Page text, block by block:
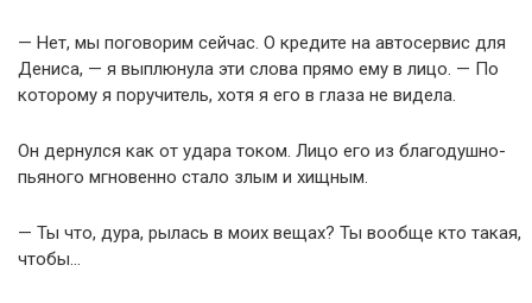
— Нет, мы поговорим сейчас. О кредите на автосервис для
Дениса, — я выплюнула эти слова прямо ему в лицо. — По
которому я поручитель, хотя я его в глаза не видела.
Он дернулся как от удара током. Лицо его из благодушно-
пьяного мгновенно стало злым и хищным.
— Ты что, дура, рылась в моих вещах? Ты вообще кто такая,
чтобы…